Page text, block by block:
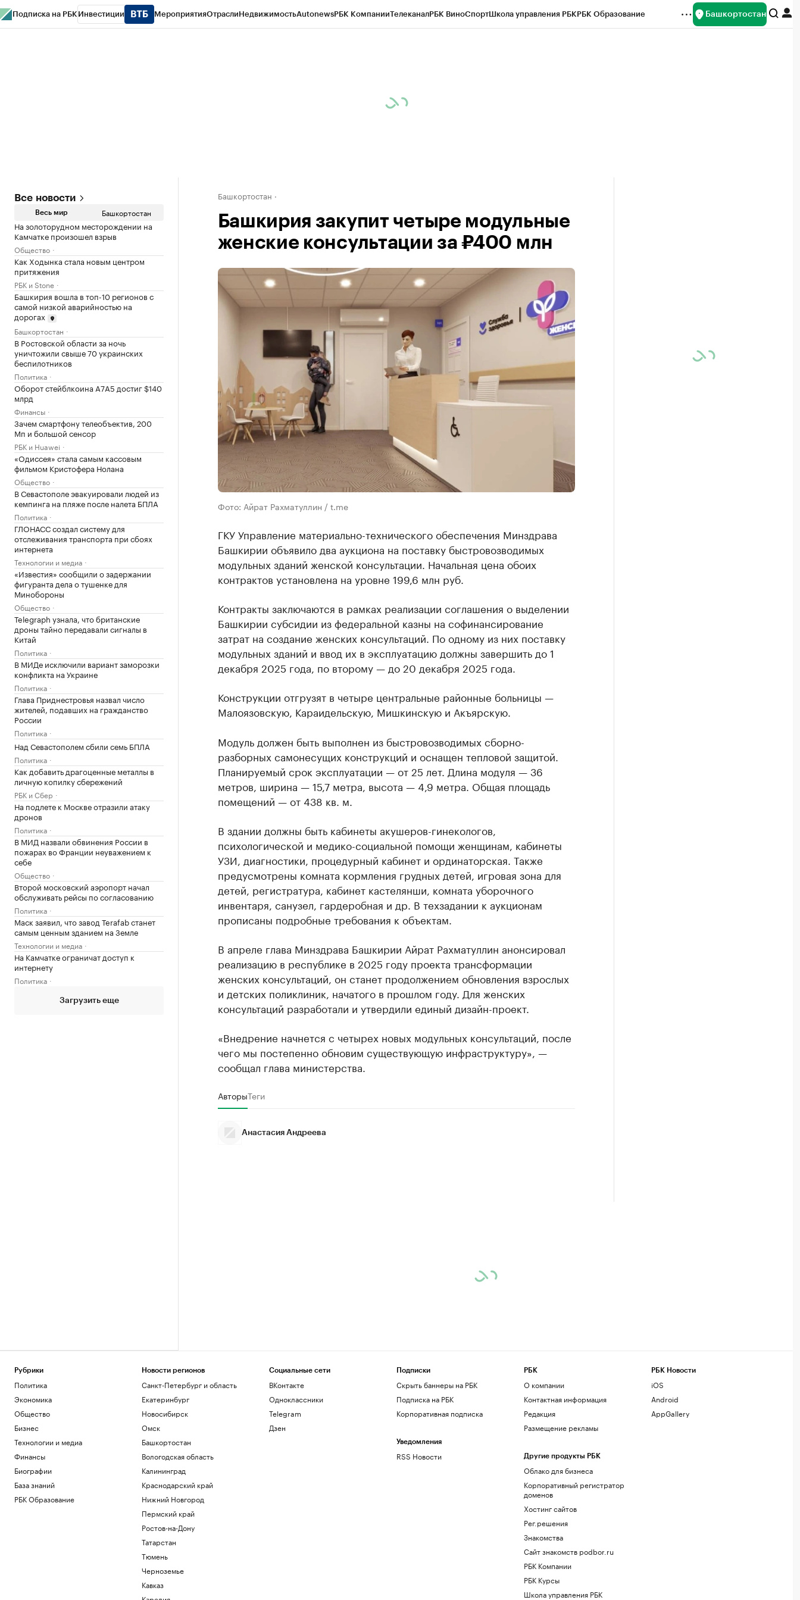
Подписка на РБК Инвестиции МероприятияОтраслиНедвижимостьAutonewsРБК КомпанииТелеканалРБК ВиноСпортШкола управления РБКРБК Образование Башкортостан
Все новости
Весь мир Башкортостан
На золоторудном месторождении на
Камчатке произошел взрыв
Общество
Как Ходынка стала новым центром
притяжения
РБК и Stone
Башкирия вошла в топ-10 регионов с
самой низкой аварийностью на
дорогах
Башкортостан
В Ростовской области за ночь
уничтожили свыше 70 украинских
беспилотников
Политика
Оборот стейблкоина А7А5 достиг $140
млрд
Финансы
Зачем смартфону телеобъектив, 200
Мп и большой сенсор
РБК и Huawei
«Одиссея» стала самым кассовым
фильмом Кристофера Нолана
Общество
В Севастополе эвакуировали людей из
кемпинга на пляже после налета БПЛА
Политика
ГЛОНАСС создал систему для
отслеживания транспорта при сбоях
интернета
Технологии и медиа
«Известия» сообщили о задержании
фигуранта дела о тушенке для
Минобороны
Общество
Telegraph узнала, что британские
дроны тайно передавали сигналы в
Китай
Политика
В МИДе исключили вариант заморозки
конфликта на Украине
Политика
Глава Приднестровья назвал число
жителей, подавших на гражданство
России
Политика
Над Севастополем сбили семь БПЛА
Политика
Как добавить драгоценные металлы в
личную копилку сбережений
РБК и Сбер
На подлете к Москве отразили атаку
дронов
Политика
В МИД назвали обвинения России в
пожарах во Франции неуважением к
себе
Общество
Второй московский аэропорт начал
обслуживать рейсы по согласованию
Политика
Маск заявил, что завод Terafab станет
самым ценным зданием на Земле
Технологии и медиа
На Камчатке ограничат доступ к
интернету
Политика
Загрузить еще
Башкортостан
Башкирия закупит четыре модульные
женские консультации за ₽400 млн
Фото: Айрат Рахматуллин / t.me
ГКУ Управление материально-технического обеспечения Минздрава
Башкирии объявило два аукциона на поставку быстровозводимых
модульных зданий женской консультации. Начальная цена обоих
контрактов установлена на уровне 199,6 млн руб.
Контракты заключаются в рамках реализации соглашения о выделении
Башкирии субсидии из федеральной казны на софинансирование
затрат на создание женских консультаций. По одному из них поставку
модульных зданий и ввод их в эксплуатацию должны завершить до 1
декабря 2025 года, по второму — до 20 декабря 2025 года.
Конструкции отгрузят в четыре центральные районные больницы —
Малоязовскую, Караидельскую, Мишкинскую и Акъярскую.
Модуль должен быть выполнен из быстровозводимых сборно-
разборных самонесущих конструкций и оснащен тепловой защитой.
Планируемый срок эксплуатации — от 25 лет. Длина модуля — 36
метров, ширина — 15,7 метра, высота — 4,9 метра. Общая площадь
помещений — от 438 кв. м.
В здании должны быть кабинеты акушеров-гинекологов,
психологической и медико-социальной помощи женщинам, кабинеты
УЗИ, диагностики, процедурный кабинет и ординаторская. Также
предусмотрены комната кормления грудных детей, игровая зона для
детей, регистратура, кабинет кастелянши, комната уборочного
инвентаря, санузел, гардеробная и др. В техзадании к аукционам
прописаны подробные требования к объектам.
В апреле глава Минздрава Башкирии Айрат Рахматуллин анонсировал
реализацию в республике в 2025 году проекта трансформации
женских консультаций, он станет продолжением обновления взрослых
и детских поликлиник, начатого в прошлом году. Для женских
консультаций разработали и утвердили единый дизайн-проект.
«Внедрение начнется с четырех новых модульных консультаций, после
чего мы постепенно обновим существующую инфраструктуру», —
сообщал глава министерства.
АвторыТеги
Анастасия Андреева
Рубрики
Политика
Экономика
Общество
Бизнес
Технологии и медиа
Финансы
Биографии
База знаний
РБК Образование
Новости регионов
Санкт-Петербург и область
Екатеринбург
Новосибирск
Омск
Башкортостан
Вологодская область
Калининград
Краснодарский край
Нижний Новгород
Пермский край
Ростов-на-Дону
Татарстан
Тюмень
Черноземье
Кавказ
Социальные сети
ВКонтакте
Одноклассники
Telegram
Дзен
Подписки
Скрыть баннеры на РБК
Подписка на РБК
Корпоративная подписка
Уведомления
RSS Новости
РБК
О компании
Контактная информация
Редакция
Размещение рекламы
Другие продукты РБК
Облако для бизнеса
Корпоративный регистратор
доменов
Хостинг сайтов
Рег.решения
Знакомства
Сайт знакомств podbor.ru
РБК Компании
РБК Курсы
Школа управления РБК
РБК Новости
iOS
Android
AppGallery